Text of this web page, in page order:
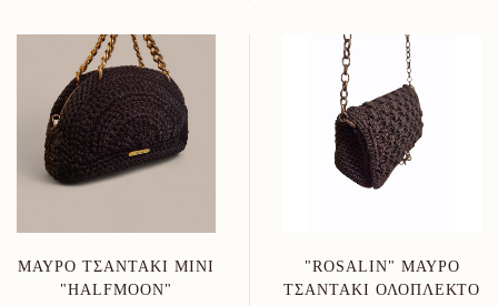
ΜΑΎΡΟ ΤΣΑΝΤΆΚΙ MINI
"HALFMOON"
"ROSALIN" ΜΑΎΡΟ
ΤΣΑΝΤΆΚΙ ΟΛΌΠΛΕΚΤΟ